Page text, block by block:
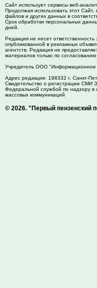
Сайт использует сервисы веб-
Продолжая использовать этот
файлов и других данных в
Срок обработки персональных
дней.
Редакция не несет
опубликованной в рекламных
агентств. Редакция не
материалов только по согласованию
Учредитель ООО
Адрес редакции: 198332 г. Санкт-
Свидетельство о регистрации
Федеральной службой по надзору
массовых коммуникаций
© 2026. "Первый пензенский